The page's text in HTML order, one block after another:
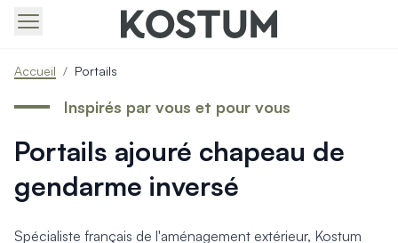
Produits > Portails > Portails contemporains
Produits > Portails > Portails traditionnels
Produits > Portails > Portails architectes
Produits > Portails > Portails avec décors
Produits > Portails > Portails économiques
Produits > Portails > Motorisation Portail
Produits > Portillons > Tous nos portillons
Accueil / Portails
Portails ajouré chapeau de
gendarme inversé
Inspirés par vous et pour vous
Spécialiste français de l'aménagement extérieur, Kostum